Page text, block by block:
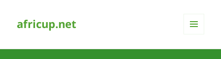
africup.net